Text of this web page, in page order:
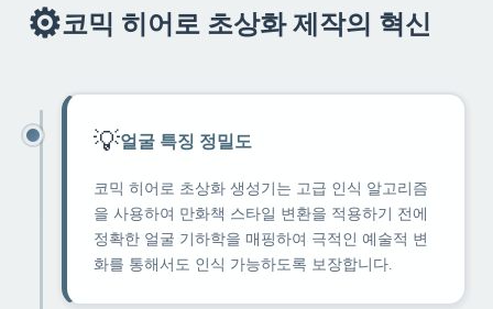
⚙️코믹 히어로 초상화 제작의 혁신
💡얼굴 특징 정밀도
코믹 히어로 초상화 생성기는 고급 인식 알고리즘
을 사용하여 만화책 스타일 변환을 적용하기 전에
정확한 얼굴 기하학을 매핑하여 극적인 예술적 변
화를 통해서도 인식 가능하도록 보장합니다.